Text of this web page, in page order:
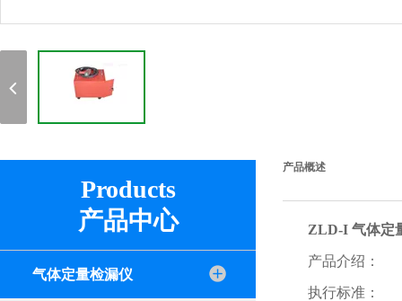
Products
产品中心
气体定量检漏仪
产品概述
ZLD-I 气体定
产品介绍：
执行标准：